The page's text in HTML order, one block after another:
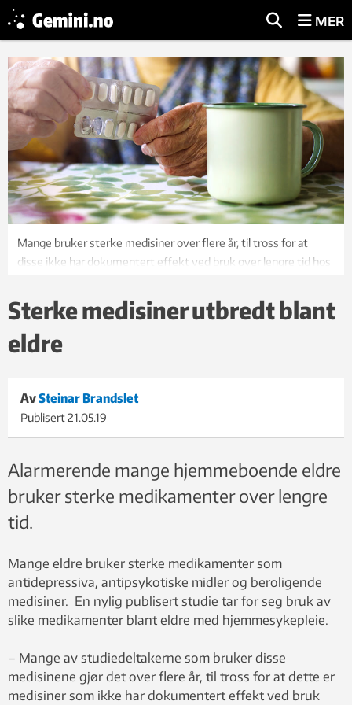
MER
Mange bruker sterke medisiner over flere år, til tross for at
disse ikke har dokumentert effekt ved bruk over lengre tid hos
Sterke medisiner utbredt blant
eldre
AvSteinar Brandslet
Publisert21.05.19
Alarmerende mange hjemmeboende eldre
bruker sterke medikamenter over lengre
tid.
Mange eldre bruker sterke medikamenter som
antidepressiva, antipsykotiske midler og beroligende
medisiner. En nylig publisert studie tar for seg bruk av
slike medikamenter blant eldre med hjemmesykepleie.
– Mange av studiedeltakerne som bruker disse
medisinene gjør det over flere år, til tross for at dette er
medisiner som ikke har dokumentert effekt ved bruk